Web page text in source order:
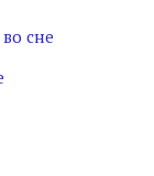
сне